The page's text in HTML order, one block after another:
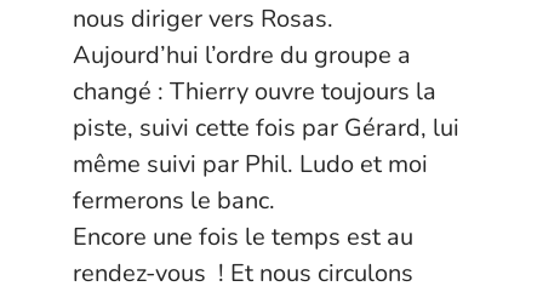
nous diriger vers Rosas.
Aujourd’hui l’ordre du groupe a
changé : Thierry ouvre toujours la
piste, suivi cette fois par Gérard, lui
même suivi par Phil. Ludo et moi
fermerons le banc.
Encore une fois le temps est au
rendez-vous ! Et nous circulons